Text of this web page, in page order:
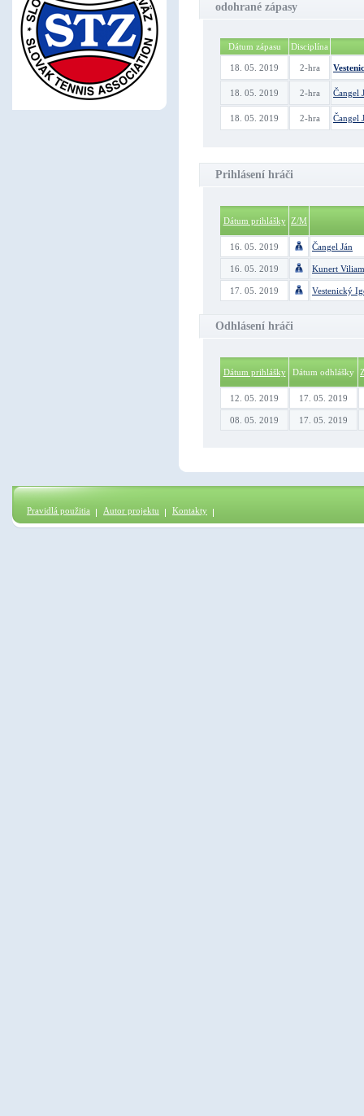
odohrané zápasy
Dátum zápasu Disciplína
18. 05. 2019 2-hra
18. 05. 2019 2-hra Čangel
18. 05. 2019 2-hra Čangel
Prihlásení hráči
Dátum prihlášky Z/M
16. 05. 2019 Čangel Ján
16. 05. 2019 Kunert Viliam
17. 05. 2019 Vestenický
Odhlásení hráči
Dátum prihlášky Dátum odhlášky
12. 05. 2019 17. 05. 2019
08. 05. 2019 17. 05. 2019
Pravidlá použitia Autor projektu Kontakty